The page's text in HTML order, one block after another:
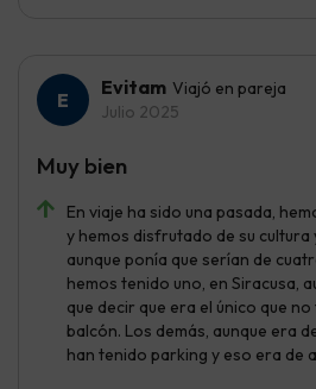
Evitam Viajó en pareja
Julio 2025
En viaje ha sido una pasada,
y hemos disfrutado de su cultura
aunque ponía que serían de
hemos tenido uno, en Siracusa,
que decir que era el único que
balcón. Los demás, aunque era
han tenido parking y eso era de
Muy bien